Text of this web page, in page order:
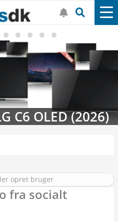
C6 OLED (2026)
opret bruger
fra socialt